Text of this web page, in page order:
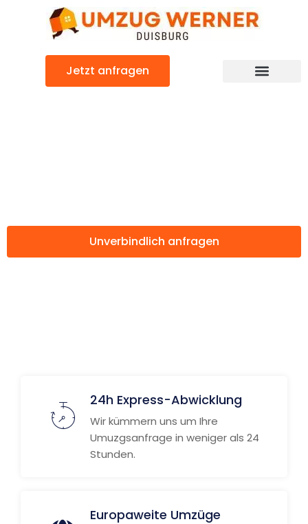
Jetzt anfragen
Unverbindlich anfragen
24h Express-Abwicklung
Wir kümmern uns um Ihre
Umuzgsanfrage in weniger als 24
Stunden.
Europaweite Umzüge